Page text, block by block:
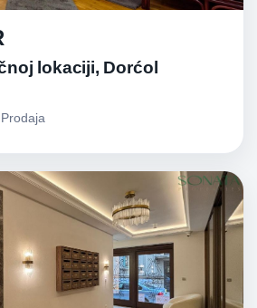
lokaciji, Dorćol